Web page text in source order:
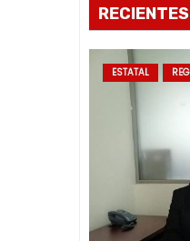
t
r
s
RECIENTES
ESTATAL